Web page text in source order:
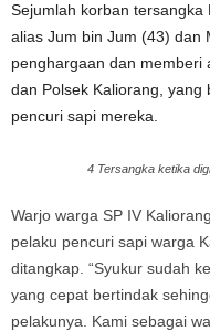
Sejumlah korban tersangka
alias Jum bin Jum (43) dan
penghargaan dan memberi
dan Polsek Kaliorang,
pencuri sapi mereka.
4 Tersangka ketika
Warjo warga SP IV
pelaku pencuri sapi warga
ditangkap. “Syukur sudah
yang cepat bertindak
pelakunya. Kami sebagai